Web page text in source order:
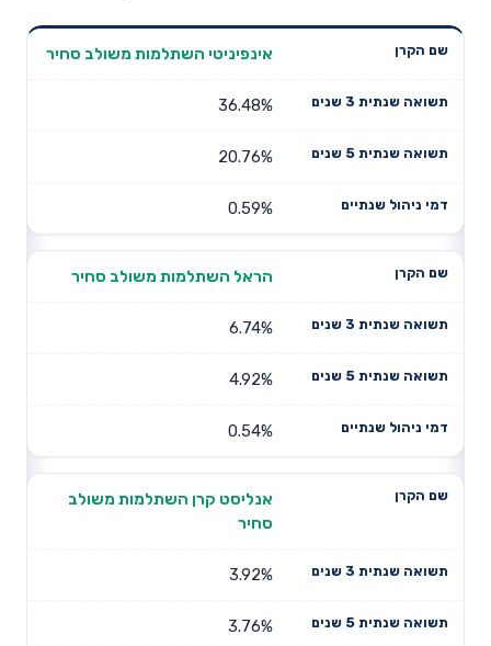
שנים
תשואה
דמי ניהול
אינפיניטי השתלמות משולב סחיר
36.48%
20.76%
0.59%
הראל השתלמות משולב סחיר
6.74%
4.92%
0.54%
אנליסט קרן השתלמות משולב
סחיר
3.92%
3.76%